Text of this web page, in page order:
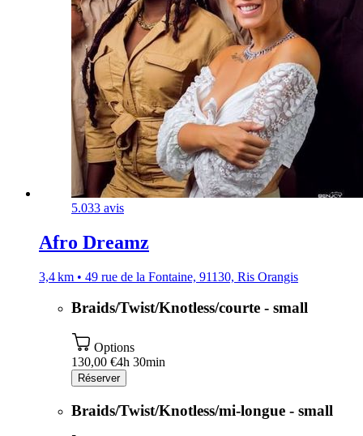
5.033 avis
Afro Dreamz
3,4 km • 49 rue de la Fontaine, 91130, Ris Orangis
Braids/Twist/Knotless/courte - small
Options
130,00 €4h 30min
Réserver
Braids/Twist/Knotless/mi-longue - small